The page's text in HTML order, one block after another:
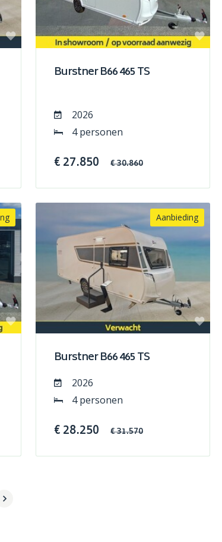
Burstner B66 465 TS
2026
4 personen
€ 27.850 € 30.860
Aanbieding
Burstner B66 465 TS
2026
4 personen
€ 28.250 € 31.570